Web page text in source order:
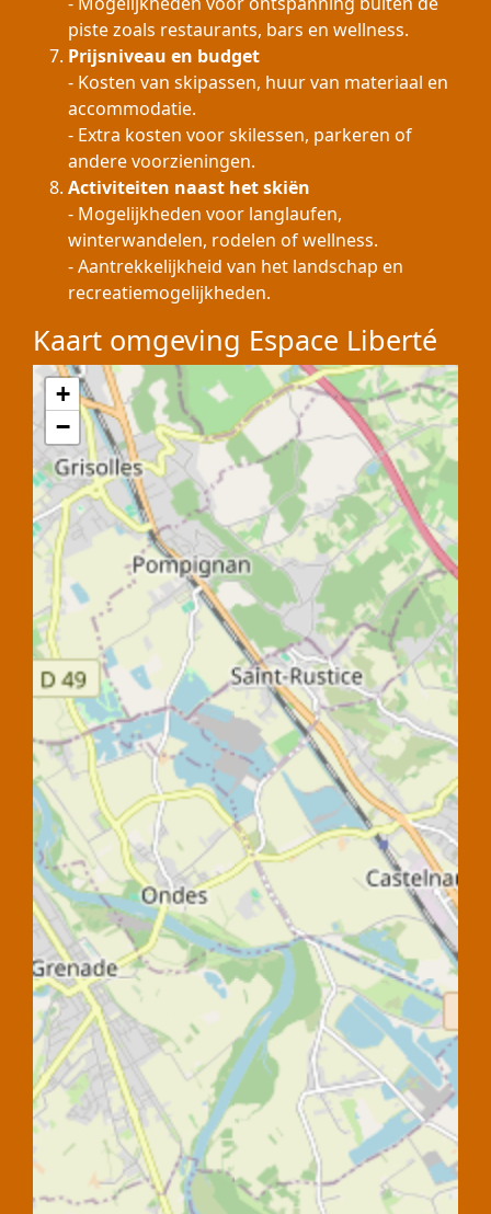
piste zoals restaurants, bars en wellness.
Prijsniveau en budget
- Kosten van skipassen, huur van materiaal en
accommodatie.
- Extra kosten voor skilessen, parkeren of
andere voorzieningen.
Activiteiten naast het skiën
- Mogelijkheden voor langlaufen,
winterwandelen, rodelen of wellness.
- Aantrekkelijkheid van het landschap en
recreatiemogelijkheden.
Kaart omgeving Espace Liberté
+
−